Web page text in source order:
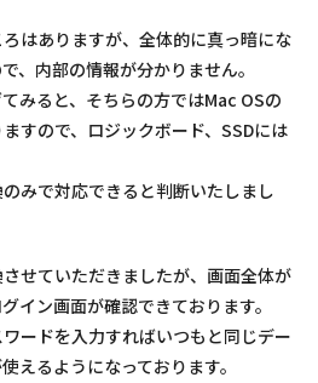
はありますが、全体的に真っ暗にな
、内部の情報が分かりません。
みると、そちらの方ではMac OSの
すので、ロジックボード、SSDには
みで対応できると判断いたしまし
せていただきましたが、画面全体が
イン画面が確認できております。
ードを入力すればいつもと同じデー
えるようになっております。